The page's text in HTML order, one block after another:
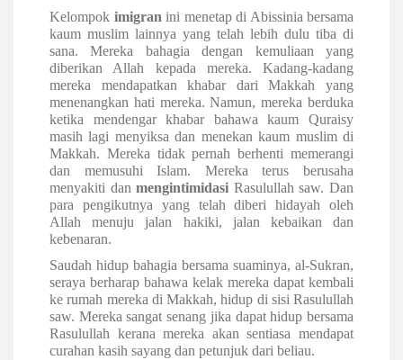
Kelompok imigran ini menetap di Abissinia bersama
kaum muslim lainnya yang telah lebih dulu tiba di
sana. Mereka bahagia dengan kemuliaan yang
diberikan Allah kepada mereka. Kadang-kadang
mereka mendapatkan khabar dari Makkah yang
menenangkan hati mereka. Namun, mereka berduka
ketika mendengar khabar bahawa kaum Quraisy
masih lagi menyiksa dan menekan kaum muslim di
Makkah. Mereka tidak pernah berhenti memerangi
dan memusuhi Islam. Mereka terus berusaha
menyakiti danmengintimidasi Rasulullah saw. Dan
para pengikutnya yang telah diberi hidayah oleh
Allah menuju jalan hakiki, jalan kebaikan dan
kebenaran.
Saudah hidup bahagia bersama suaminya, al-Sukran,
seraya berharap bahawa kelak mereka dapat kembali
ke rumah mereka di Makkah, hidup di sisi Rasulullah
saw. Mereka sangat senang jika dapat hidup bersama
Rasulullah kerana mereka akan sentiasa mendapat
curahan kasih sayang dan petunjuk dari beliau.